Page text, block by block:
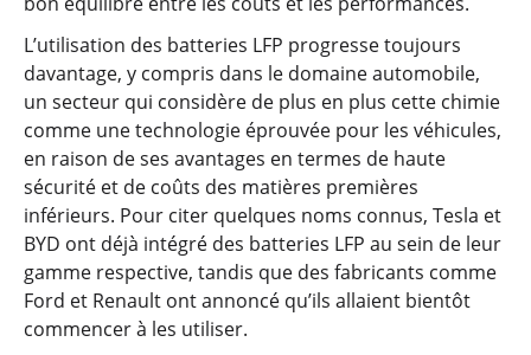
L’utilisation des batteries LFP progresse toujours
davantage, y compris dans le domaine automobile,
un secteur qui considère de plus en plus cette chimie
comme une technologie éprouvée pour les véhicules,
en raison de ses avantages en termes de haute
sécurité et de coûts des matières premières
inférieurs. Pour citer quelques noms connus, Tesla et
BYD ont déjà intégré des batteries LFP au sein de leur
gamme respective, tandis que des fabricants comme
Ford et Renault ont annoncé qu’ils allaient bientôt
commencer à les utiliser.